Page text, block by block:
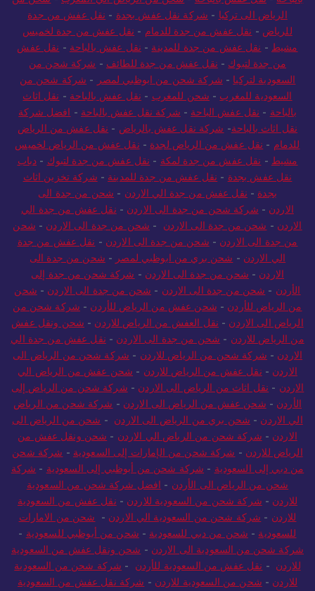
الرياض الى تركيا - شركة نقل عفش بجدة - نقل عفش من جدة
للرياض - نقل عفش من جدة للدمام - نقل عفش من جدة لخميس
مشيط - نقل عفش من جدة للمدينة - نقل عفش بالباحة - نقل عفش
من جدة لتبوك - نقل عفش من جدة للطائف - شركة شحن من
السعودية لتركيا - شركة شحن من ابوظبي لمصر - شركة شحن من
السعودية للمغرب - شحن للمغرب - نقل عفش بالباحة - نقل اثاث
بالباحة - نقل عفش الباحة - شركة نقل عفش بالباحة - افضل شركة
نقل اثاث بالباحة- شركة نقل عفش بالرياض - نقل عفش من الرياض
للدمام - نقل عفش من الرياض لجدة - نقل عفش من الرياض لخميس
مشيط - نقل عفش من جدة لمكة - نقل عفش من جدة لتبوك - دباب
نقل عفش بجدة - نقل عفش من جدة للمدينة - شركة تخزين اثاث
بجدة - نقل عفش من جدة الي الاردن - شحن من جدة الى
الاردن - شركة شحن من جدة الى الاردن - نقل عفش من جدة الي
الاردن - شحن من جدة الى الاردن - شحن من جدة الى الاردن - شحن
من جدة الى الاردن - شحن من جدة الى الاردن - نقل عفش من جدة
الي الاردن - شحن بري من ابوظبي لمصر - شحن من جدة الى
الاردن - شحن من جدة الى الاردن - شركة شحن من جدة إلى
الأردن - شحن من جدة الى الاردن - شحن من جدة الى الاردن - شحن
من الرياض للأردن - شحن عفش من الرياض للأردن - شركة شحن من
الرياض الى الاردن - نقل العفش من الرياض للاردن - شحن ونقل عفش
من الرياض للاردن - شحن من جدة الى الاردن - نقل عفش من جدة الي
الاردن - شركة شحن من الرياض للاردن - شركة شحن من الرياض الى
الاردن - نقل عفش من الرياض للاردن - شحن عفش من الرياض الي
الاردن - نقل اثاث من الرياض الى الاردن - شركة شحن من الرياض إلى
الأردن - شحن عفش من الرياض الى الاردن - شركة شحن من الرياض
الي الاردن - شحن بري من الرياض الى الاردن - شحن من الرياض الى
الاردن - شركة شحن من الرياض الي الاردن - شحن ونقل عفش من
الرياض للاردن - شركة شحن من الإمارات إلى السعودية - شركة شحن
من دبي إلى السعودية - شركة شحن من أبوظبي إلى السعودية - شركة
شحن من الرياض الى الأردن - افضل شركة شحن من السعودية
للاردن - شركة شحن من السعودية للاردن - نقل عفش من السعودية
للاردن - شركة شحن من السعودية الي الاردن - شحن من الامارات
للسعودية - شحن من دبي للسعودية - شحن من أبوظبي للسعودية -
شركة شحن من السعودية الى الاردن - شحن ونقل عفش من السعودية
للاردن - نقل عفش من السعودية للأردن - شركة شحن من السعودية
للاردن - شحن من السعودية للاردن - شركة نقل عفش من السعودية